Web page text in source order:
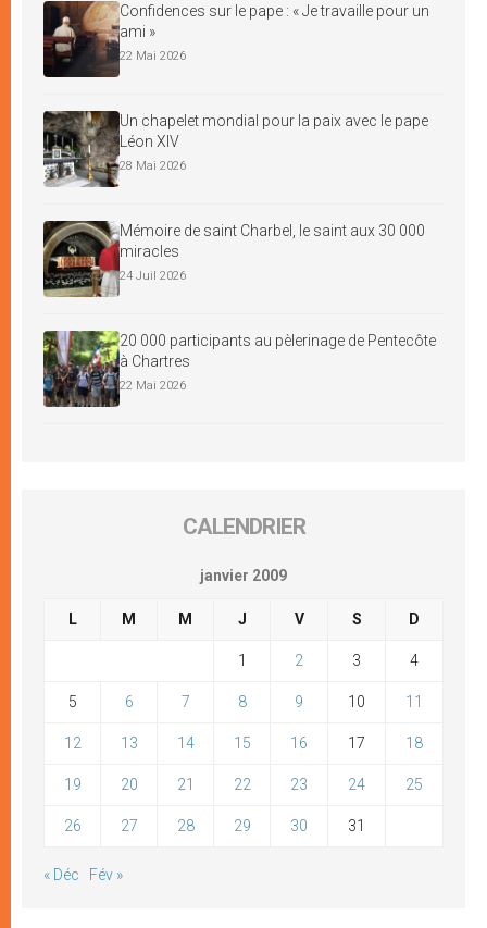
Confidences sur le pape : « Je travaille pour un
ami »
22 Mai 2026
Un chapelet mondial pour la paix avec le pape
Léon XIV
28 Mai 2026
Mémoire de saint Charbel, le saint aux 30 000
miracles
24 Juil 2026
20 000 participants au pèlerinage de Pentecôte
à Chartres
22 Mai 2026
CALENDRIER
janvier 2009
L M M J V S D
1 2 3 4
5 6 7 8 9 10 11
12 13 14 15 16 17 18
19 20 21 22 23 24 25
26 27 28 29 30 31
« Déc Fév »